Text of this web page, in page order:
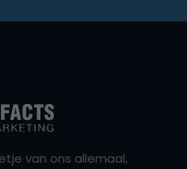
van ons allemaal,